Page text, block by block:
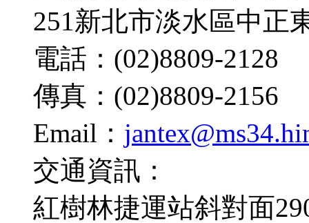
251新北市淡水區中正
電話：(02)8809-2128
傳真：(02)8809-2156
Email：
交通資訊：
紅樹林捷運站斜對面